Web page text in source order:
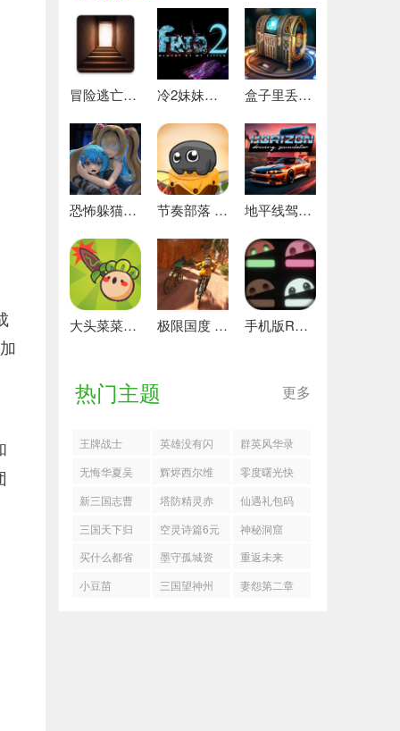
冒险逃亡之谜 推荐 冷2妹妹的记忆 热门下载 盒子里丢失的碎片 安卓下载
恐怖躲猫猫4 最新版 节奏部落 安卓版 地平线驾驶模拟器 最新版
大头菜菜历险记 好玩的 极限国度 最新版 手机版REPO 安卓版
热门主题 更多
王牌战士
英雄没有闪
古神遗迹
群英风华录
礼包码
无悔华夏吴
道子怎么样
辉烬西尔维
要什么词条
零度曙光快
速获取经验
方法
新三国志曹
操传军营演
武七关卡流
程
塔防精灵赤
壁之战七天
速通攻略
仙遇礼包码
2025最新4月
份一览
三国天下归
心群雄召唤
队搭配推荐
空灵诗篇6元
党PVP搭配
攻略
神秘洞窟
买什么都省
手机版
墨守孤城资
源获取途径
重返未来
1999湖的许
小豆苗
三国望神州
妻怨第二章